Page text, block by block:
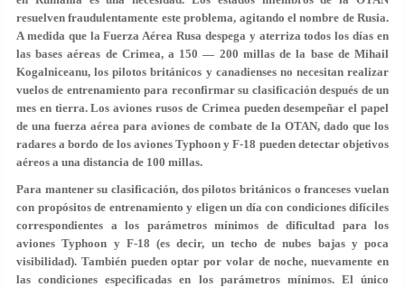
resuelven fraudulentamente este problema, agitando el nombre de Rusia.
A medida que la Fuerza Aérea Rusa despega y aterriza todos los días en
las bases aéreas de Crimea, a 150 — 200 millas de la base de Mihail
Kogalniceanu, los pilotos británicos y canadienses no necesitan realizar
vuelos de entrenamiento para reconfirmar su clasificación después de un
mes en tierra. Los aviones rusos de Crimea pueden desempeñar el papel
de una fuerza aérea para aviones de combate de la OTAN, dado que los
radares a bordo de los aviones Typhoon y F-18 pueden detectar objetivos
aéreos a una distancia de 100 millas.
Para mantener su clasificación, dos pilotos británicos o franceses vuelan
con propósitos de entrenamiento y eligen un día con condiciones difíciles
correspondientes a los parámetros mínimos de dificultad para los
aviones Typhoon y F-18 (es decir, un techo de nubes bajas y poca
visibilidad). También pueden optar por volar de noche, nuevamente en
las condiciones especificadas en los parámetros mínimos. El único